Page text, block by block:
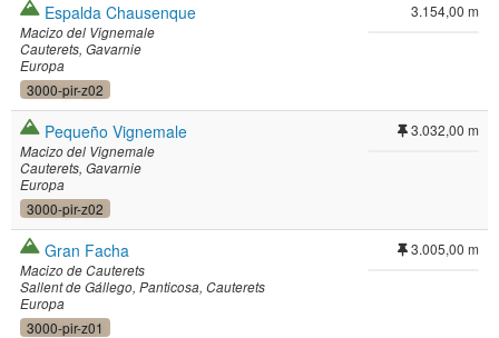
Espalda Chausenque
Macizo del Vignemale
Cauterets Gavarnie
Europa
3000-pir-z02
3.154,00 m
Pequeño Vignemale
Macizo del Vignemale
Cauterets Gavarnie
Europa
3000-pir-z02
3.032,00 m
Gran Facha
Macizo de Cauterets
Sallent de Gállego Panticosa Cauterets
Europa
3000-pir-z01
3.005,00 m